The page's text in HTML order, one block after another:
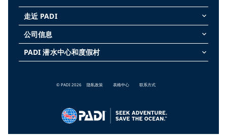
走近 PADI keyboard_arrow_down
公司信息 keyboard_arrow_down
PADI 潜水中心和度假村 keyboard_arrow_down
© PADI 2026 隐私政策 表格中心 联系方式